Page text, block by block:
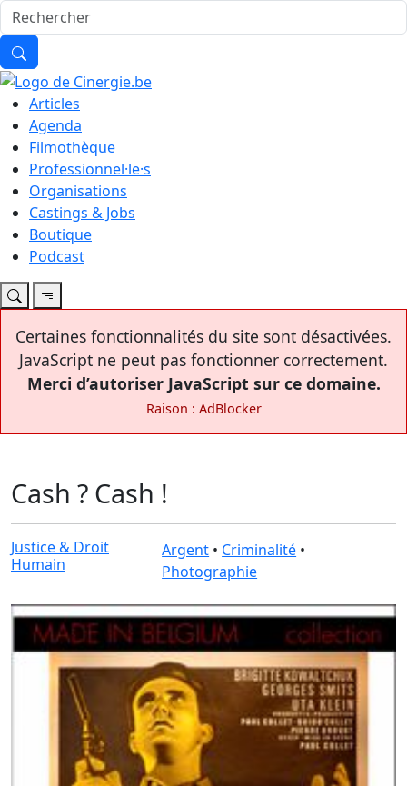
Articles
Agenda
Filmothèque
Professionnel·le·s
Organisations
Castings & Jobs
Boutique
Podcast
Certaines fonctionnalités du site sont désactivées.
JavaScript ne peut pas fonctionner correctement.
Merci d’autoriser JavaScript sur ce domaine.
Raison : AdBlocker
Cash ? Cash !
Justice & Droit
Humain
Argent • Criminalité •
Photographie